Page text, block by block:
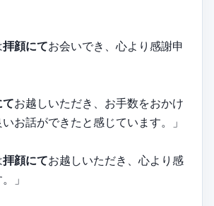
拝顔にてお会いでき、心より感謝申
お越しいただき、お手数をおかけ
お話ができたと感じています。」
拝顔にてお越しいただき、心より感
」